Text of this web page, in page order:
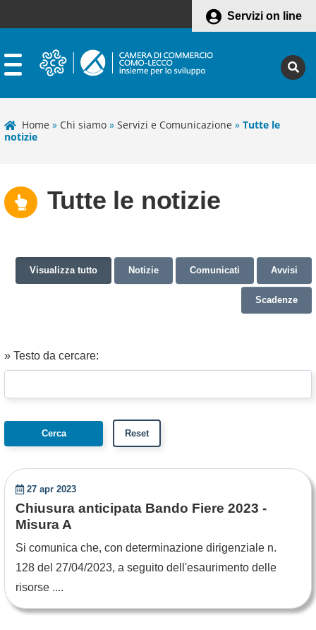
Servizi on line
Home » Chi siamo » Servizi e Comunicazione » Tutte le
notizie
Tutte le notizie
Visualizza tutto Notizie Comunicati Avvisi
Scadenze
» Testo da cercare:
27 apr 2023
Chiusura anticipata Bando Fiere 2023 -
Misura A
Si comunica che, con determinazione dirigenziale n.
128 del 27/04/2023, a seguito dell'esaurimento delle
risorse ....